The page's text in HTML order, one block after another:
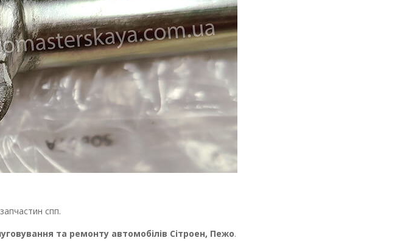
спп.
та ремонту автомобілів Сітроен, Пежо.